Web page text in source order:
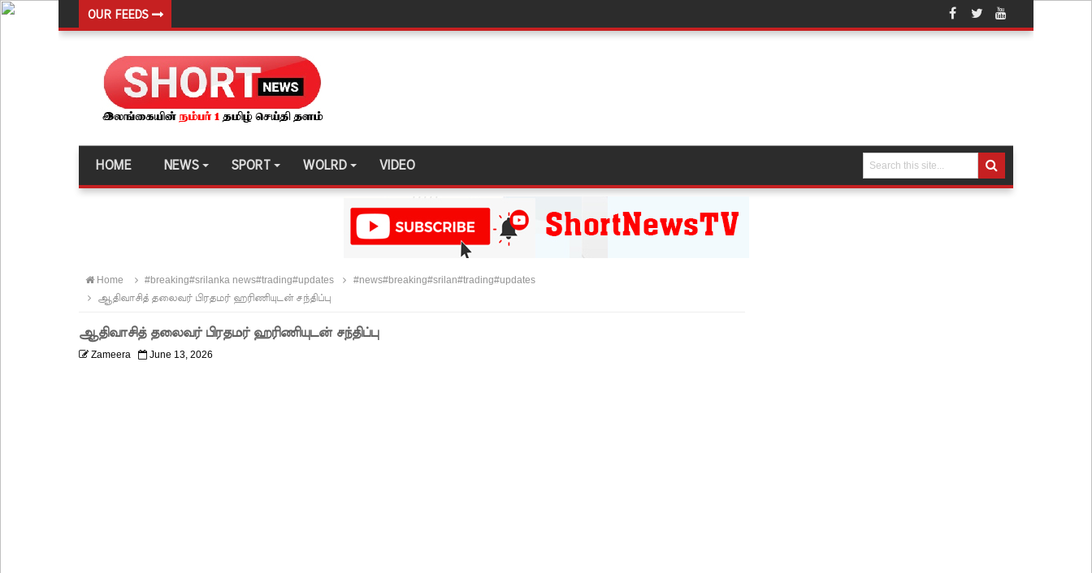
OUR FEEDS
நீர்கொழும்பு சிறைச்சாலை மோதல்: சந்தேகநபர்கள் 62 ஆக உயர்வு
நான்கு மாவட்டங்களுக்கு மண்சரிவு அபாய எச்சரிக்கை!
நேற்றைய மெகசின் சிறை மோதலில் கைதி ஒருவர் பலி!
நாட்டில் தொடரும் சிறைக்கலவரங்கள் - முப்படையினருக்கு விடுக்கப்பட்ட அறிவிப்பு!
பேராதனைப் பல்கலை மாணவர்களுக்கான முக்கிய அறிவிப்பு
குருவிட்ட சிறையின் பதற்றம் கட்டுப்பாட்டுக்குள் வந்தது!
HOME NEWS SPORT WOLRD VIDEO
Home #breaking#srilanka news#trading#updates
#news#breaking#srilan#trading#updates
ஆதிவாசித் தலைவர் பிரதமர் ஹரிணியுடன் சந்திப்பு
ஆதிவாசித் தலைவர் பிரதமர் ஹரிணியுடன் சந்திப்பு
Zameera June 13, 2026